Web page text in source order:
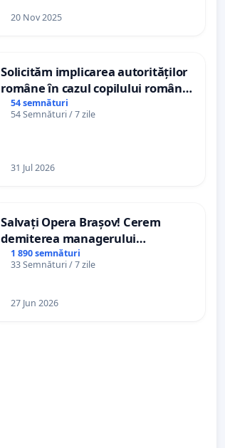
20 Nov 2025
Solicităm implicarea autorităților
române în cazul copilului român
Wiliam Kristian Gheorghe, aflat în
plasament în Danemarca de 12
54 semnături
54 Semnături / 7 zile
31 Jul 2026
Salvați Opera Brașov! Cerem
demiterea managerului
interimar, Petrean Lucian-Marius!
1 890 semnături
33 Semnături / 7 zile
27 Jun 2026